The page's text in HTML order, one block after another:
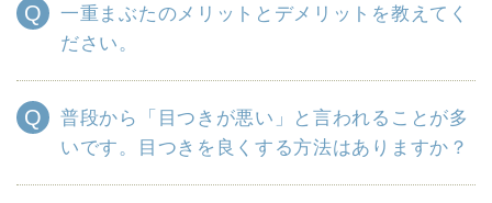
一重まぶたのメリットとデメリットを教えてく
ださい。
普段から「目つきが悪い」と言われることが多
いです。目つきを良くする方法はありますか？